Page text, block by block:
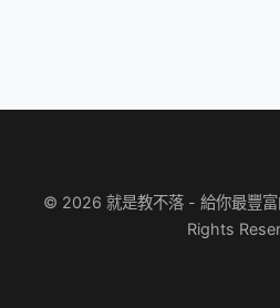
© 2026 就是教不落 - 給你最豐
Rights